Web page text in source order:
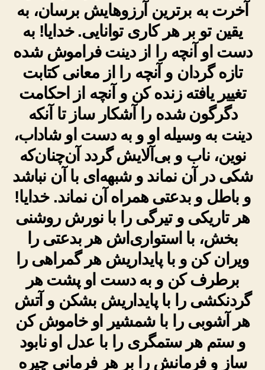
آخرت به برترین آرزوهایش برسان، به
یقین تو بر هر کاری توانایی. خدایا! به
دست او آنچه را از دینت فراموش شده
تازه گردان و آنچه را از معانی کتابت
تغییر یافته زنده کن و آنچه از احکامت
دگرگون شده را آشکار ساز تا آنکه
دینت به وسیله او و به دست او شاداب،
نوین، ناب و بی‌آلایش گردد آن‌چنان‌که
شکی در آن نماند و شبهه‌ای با آن نباشد
و باطل و بدعتی همراه آن نماند. خدایا!
هر تاریکی و تیرگی را با نورش روشنی
بخش، با استواری‌اش هر بدعتی را
ویران کن و با پایداریش هر گمراهی را
برطرف کن و به دست او پشت هر
گردنکشی را با پایداریش بشکن و آتش
هر آشوبی را با شمشیر او خاموش کن
و ستم هر ستمگری را با عدل او نابود
ساز و فرمانش را بر هر فرمانی چیره